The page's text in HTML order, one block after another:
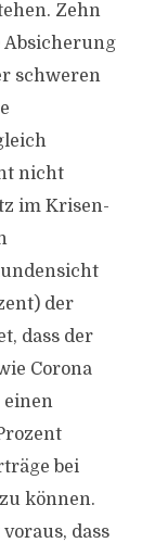
Zehn
Absicherung
schweren
nicht
im Krisen-
der
dass der
Corona
bei
können.
dass